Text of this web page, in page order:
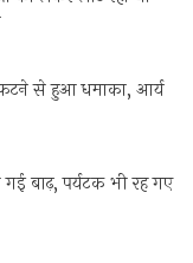
फटने से हुआ धमाका, आर्य
बाढ़, पर्यटक भी रह गए